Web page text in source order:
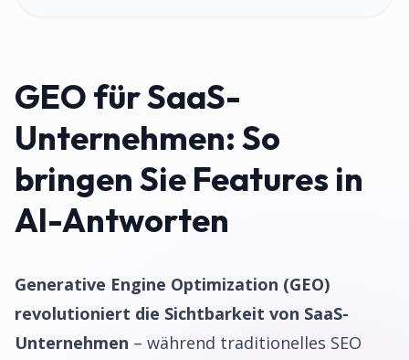
GEO für SaaS-
Unternehmen: So
bringen Sie Features in
AI-Antworten
Generative Engine Optimization (GEO)
revolutioniert die Sichtbarkeit von SaaS-
Unternehmen – während traditionelles SEO